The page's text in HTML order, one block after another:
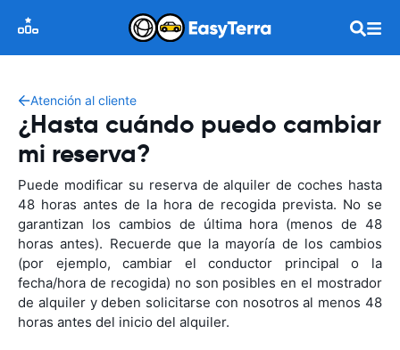
Atención al cliente
¿Hasta cuándo puedo cambiar
mi reserva?
Puede modificar su reserva de alquiler de coches hasta
48 horas antes de la hora de recogida prevista. No se
garantizan los cambios de última hora (menos de 48
horas antes). Recuerde que la mayoría de los cambios
(por ejemplo, cambiar el conductor principal o la
fecha/hora de recogida) no son posibles en el mostrador
de alquiler y deben solicitarse con nosotros al menos 48
horas antes del inicio del alquiler.